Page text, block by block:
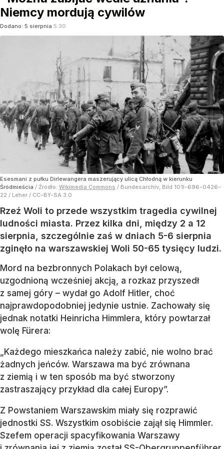
Niemcy mordują cywilów
Dodano: 5 sierpnia 5:30
Esesmani z pułku Dirlewangera maszerujący ulicą Chłodną w kierunku
Śródmieścia / Źródło: Wikimedia Commons / Bundesarchiv, Bild 101I-696-0426-
22 / Leher / CC-BY-SA 3.0
Rzeź Woli to przede wszystkim tragedia cywilnej
ludności miasta. Przez kilka dni, między 2 a 12
sierpnia, szczególnie zaś w dniach 5-6 sierpnia
zginęło na warszawskiej Woli 50-65 tysięcy ludzi.
Mord na bezbronnych Polakach był celową,
uzgodnioną wcześniej akcją, a rozkaz przyszedł
z samej góry – wydał go Adolf Hitler, choć
najprawdopodobniej jedynie ustnie. Zachowały się
jednak notatki Heinricha Himmlera, który powtarzał
wolę Fürera:
„Każdego mieszkańca należy zabić, nie wolno brać
żadnych jeńców. Warszawa ma być zrównana
z ziemią i w ten sposób ma być stworzony
zastraszający przykład dla całej Europy”.
Z Powstaniem Warszawskim miały się rozprawić
jednostki SS. Wszystkim osobiście zajął się Himmler.
Szefem operacji spacyfikowania Warszawy